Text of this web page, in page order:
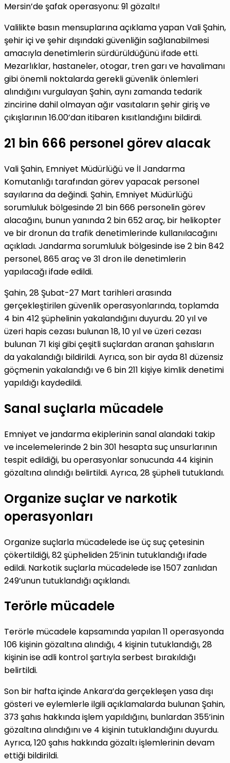
Mersin’de şafak operasyonu: 91 gözaltı!
Valilikte basın mensuplarına açıklama yapan Vali Şahin,
şehir içi ve şehir dışındaki güvenliğin sağlanabilmesi
amacıyla denetimlerin sürdürüldüğünü ifade etti.
Mezarlıklar, hastaneler, otogar, tren garı ve havalimanı
gibi önemli noktalarda gerekli güvenlik önlemleri
alındığını vurgulayan Şahin, aynı zamanda tedarik
zincirine dahil olmayan ağır vasıtaların şehir giriş ve
çıkışlarının 16.00’dan itibaren kısıtlandığını bildirdi.
21 bin 666 personel görev alacak
Vali Şahin, Emniyet Müdürlüğü ve İl Jandarma
Komutanlığı tarafından görev yapacak personel
sayılarına da değindi. Şahin, Emniyet Müdürlüğü
sorumluluk bölgesinde 21 bin 666 personelin görev
alacağını, bunun yanında 2 bin 652 araç, bir helikopter
ve bir dronun da trafik denetimlerinde kullanılacağını
açıkladı. Jandarma sorumluluk bölgesinde ise 2 bin 842
personel, 865 araç ve 31 dron ile denetimlerin
yapılacağı ifade edildi.
Şahin, 28 Şubat-27 Mart tarihleri arasında
gerçekleştirilen güvenlik operasyonlarında, toplamda
4 bin 412 şüphelinin yakalandığını duyurdu. 20 yıl ve
üzeri hapis cezası bulunan 18, 10 yıl ve üzeri cezası
bulunan 71 kişi gibi çeşitli suçlardan aranan şahısların
da yakalandığı bildirildi. Ayrıca, son bir ayda 81 düzensiz
göçmenin yakalandığı ve 6 bin 211 kişiye kimlik denetimi
yapıldığı kaydedildi.
Sanal suçlarla mücadele
Emniyet ve jandarma ekiplerinin sanal alandaki takip
ve incelemelerinde 2 bin 301 hesapta suç unsurlarının
tespit edildiği, bu operasyonlar sonucunda 44 kişinin
gözaltına alındığı belirtildi. Ayrıca, 28 şüpheli tutuklandı.
Organize suçlar ve narkotik
operasyonları
Organize suçlarla mücadelede ise üç suç çetesinin
çökertildiği, 82 şüpheliden 25’inin tutuklandığı ifade
edildi. Narkotik suçlarla mücadelede ise 1507 zanlıdan
249’unun tutuklandığı açıklandı.
Terörle mücadele
Terörle mücadele kapsamında yapılan 11 operasyonda
106 kişinin gözaltına alındığı, 4 kişinin tutuklandığı, 28
kişinin ise adli kontrol şartıyla serbest bırakıldığı
belirtildi.
Son bir hafta içinde Ankara’da gerçekleşen yasa dışı
gösteri ve eylemlerle ilgili açıklamalarda bulunan Şahin,
373 şahıs hakkında işlem yapıldığını, bunlardan 355’inin
gözaltına alındığını ve 4 kişinin tutuklandığını duyurdu.
Ayrıca, 120 şahıs hakkında gözaltı işlemlerinin devam
ettiği bildirildi.